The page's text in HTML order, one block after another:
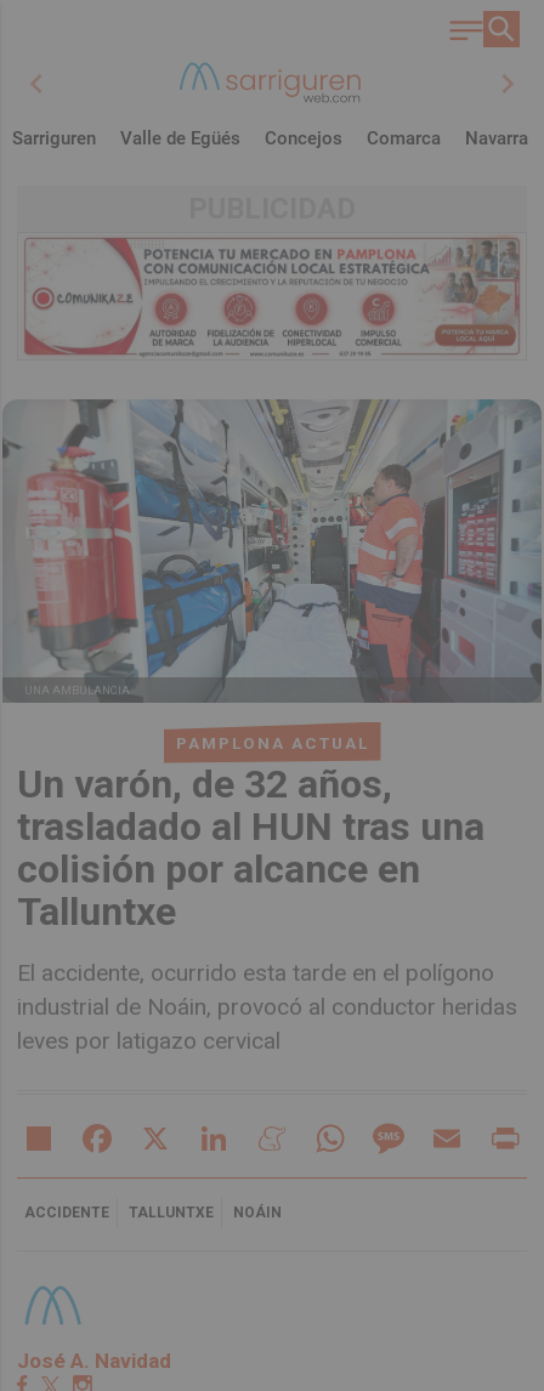
chevron_left chevron_right
Sarriguren Valle de Egüés Concejos Comarca Navarra
PAMPLONA ACTUAL
Un varón, de 32 años,
trasladado al HUN tras una
colisión por alcance en
Talluntxe
El accidente, ocurrido esta tarde en el polígono
industrial de Noáin, provocó al conductor heridas
leves por latigazo cervical
UNA AMBULANCIA
Share Facebook LinkedIn MeneameWhatsAppMessageEmail
ACCIDENTE TALLUNTXE NOÁIN
José A. Navidad